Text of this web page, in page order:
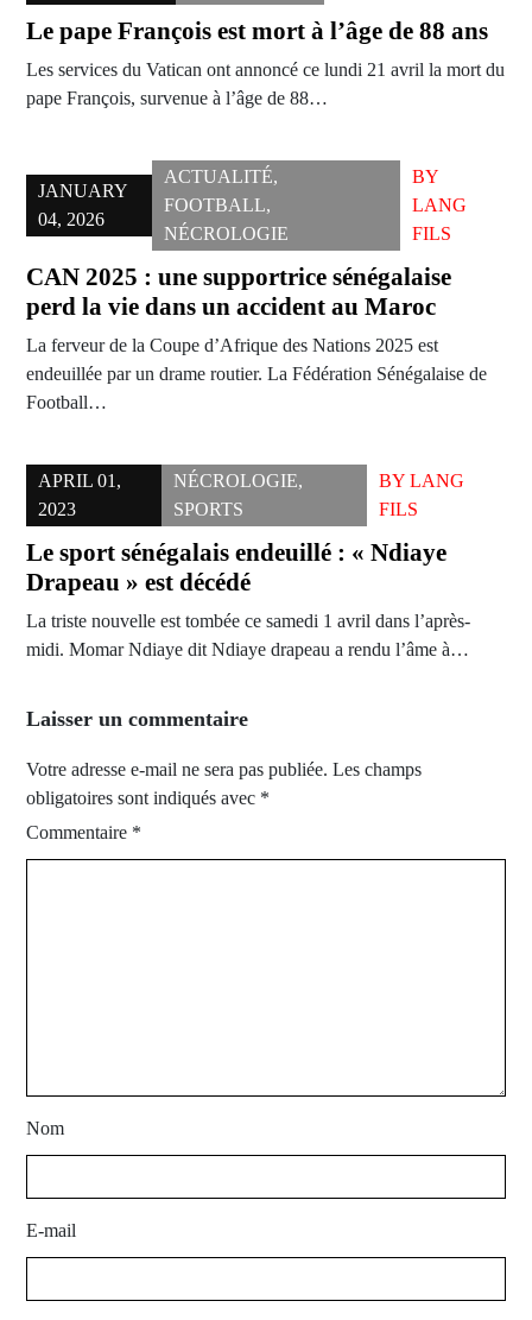
Le pape François est mort à l’âge de 88 ans
Les services du Vatican ont annoncé ce lundi 21 avril la mort du
pape François, survenue à l’âge de 88…
JANUARY
04, 2026
ACTUALITÉ,
FOOTBALL,
NÉCROLOGIE
BY
LANG
FILS
CAN 2025 : une supportrice sénégalaise
perd la vie dans un accident au Maroc
La ferveur de la Coupe d’Afrique des Nations 2025 est
endeuillée par un drame routier. La Fédération Sénégalaise de
Football…
APRIL 01,
2023
NÉCROLOGIE,
SPORTS
BYLANG
FILS
Le sport sénégalais endeuillé : « Ndiaye
Drapeau » est décédé
La triste nouvelle est tombée ce samedi 1 avril dans l’après-
midi. Momar Ndiaye dit Ndiaye drapeau a rendu l’âme à…
Laisser un commentaire
Votre adresse e-mail ne sera pas publiée. Les champs
obligatoires sont indiqués avec *
Commentaire *
Nom
E-mail